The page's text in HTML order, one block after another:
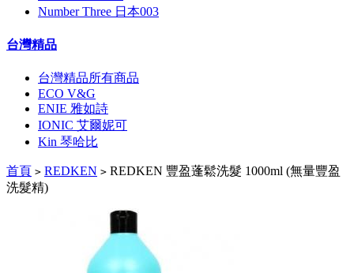
Number Three 日本003
台灣精品
台灣精品所有商品
ECO V&G
ENIE 雅如詩
IONIC 艾爾妮可
Kin 琴哈比
首頁 > REDKEN > REDKEN 豐盈蓬鬆洗髮 1000ml (無量豐盈
洗髮精)